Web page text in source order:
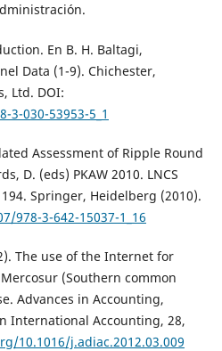
En B. H. Baltagi,
Data (1-9). Chichester,
Ltd. DOI:
030-53953-5_1
Assessment of Ripple Round
D. (eds) PKAW 2010. LNCS
Springer, Heidelberg (2010).
978-3-642-15037-1_16
The use of the Internet for
(Southern common
Advances in Accounting,
International Accounting, 28,
10.1016/j.adiac.2012.03.009